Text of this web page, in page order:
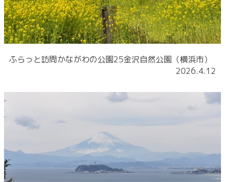
ふらっと訪問かながわの公園25金沢自然公園（横浜市）
2026.4.12